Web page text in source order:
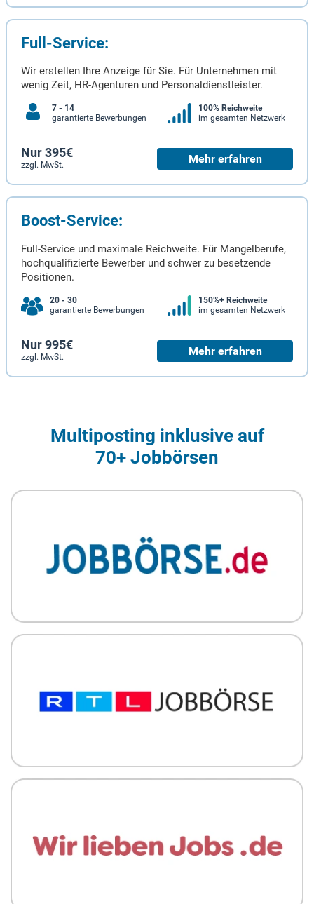
Full-Service:
Wir erstellen Ihre Anzeige für Sie. Für Unternehmen mit
wenig Zeit, HR-Agenturen und Personaldienstleister.
7 - 14
garantierte Bewerbungen
100% Reichweite
im gesamten Netzwerk
Nur 395€
zzgl. MwSt. Mehr erfahren
Boost-Service:
Full-Service und maximale Reichweite. Für Mangelberufe,
hochqualifizierte Bewerber und schwer zu besetzende
Positionen.
20 - 30
garantierte Bewerbungen
150%+ Reichweite
im gesamten Netzwerk
Nur 995€
zzgl. MwSt. Mehr erfahren
Multiposting inklusive auf
70+ Jobbörsen